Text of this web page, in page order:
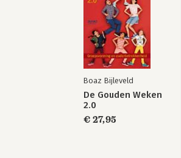
Boaz Bijleveld
De Gouden Weken
2.0
€ 27,95